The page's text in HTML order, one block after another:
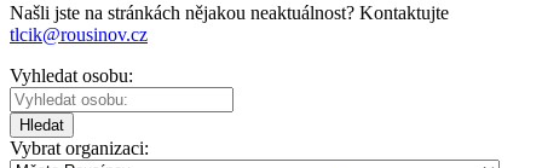
Našli jste na stránkách nějakou neaktuálnost? Kontaktujte
tlcik@rousinov.cz
Vyhledat osobu:
Hledat
Vybrat organizaci: